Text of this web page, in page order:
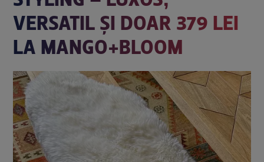
VERSATIL ȘI DOAR 379 LEI
LA MANGO+BLOOM